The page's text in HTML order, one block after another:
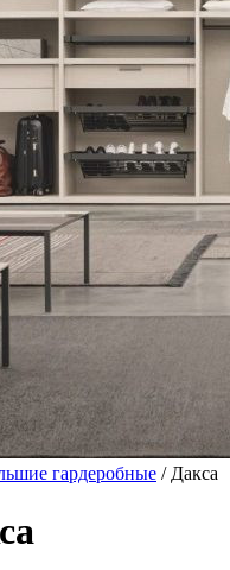
гардеробные / Дакса